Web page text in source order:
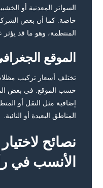
السواتر المعدنية أو
خاصة. كما أن بعض
المنتظمة، وهو ما قد
الموقع
تختلف أسعار تركيب
حسب الموقع. في بعض
إضافية مثل النقل أو
المناطق البعيدة أو النائية.
نصائح
الأنسب في